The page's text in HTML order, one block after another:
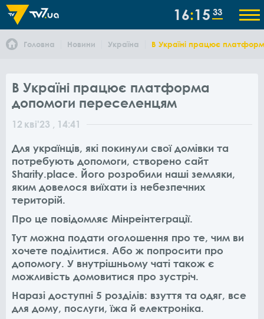
16 15 33
Головна Новини Україна В Україні працює
В Україні працює платформа
допомоги переселенцям
12 кві'23 , 14:41
Для українців, які покинули свої домівки та
потребують допомоги, створено сайт
Sharity.place. Його розробили наші земляки,
яким довелося виїхати із небезпечних
територій.
Про це повідомляє Мінреінтеграції.
Тут можна подати оголошення про те, чим ви
хочете поділитися. Або ж попросити про
допомогу. У внутрішньому чаті також є
можливість домовитися про зустріч.
Наразі доступні 5 розділів: взуття та одяг, все
для дому, послуги, їжа й електроніка.